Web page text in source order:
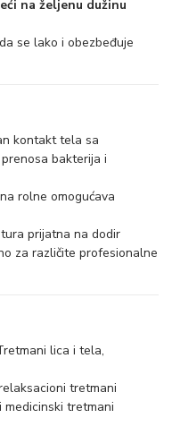
na željenu dužinu
se lako i obezbeđuje
kontakt tela sa
bakterija i
rolne omogućava
prijatna na dodir
za različite profesionalne
lica i tela,
tretmani
tretmani